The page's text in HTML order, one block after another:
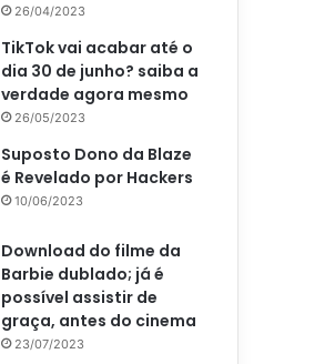
26/04/2023
TikTok vai acabar até o
dia 30 de junho? saiba a
verdade agora mesmo
26/05/2023
Suposto Dono da Blaze
é Revelado por Hackers
10/06/2023
Download do filme da
Barbie dublado; já é
possível assistir de
graça, antes do cinema
23/07/2023